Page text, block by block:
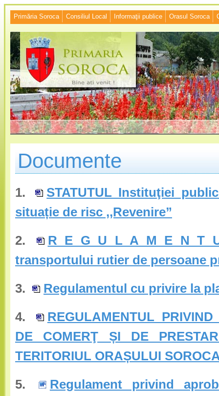
Primăria Soroca Consiliul Local Informaţii publice Orasul Soroca
Documente
1.
STATUTUL Instituţiei
situație de risc ,,Revenire”
2.
R E G U L A M E N T U
transportului rutier de persoane
3.
Regulamentul cu privire la
4.
REGULAMENTUL
DE COMERŢ ȘI DE
TERITORIUL ORAȘULUI
5.
Regulament privind